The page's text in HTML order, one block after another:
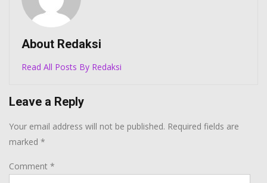
About Redaksi
Read All Posts By Redaksi
Leave a Reply
Your email address will not be published. Required fields are
marked *
Comment *